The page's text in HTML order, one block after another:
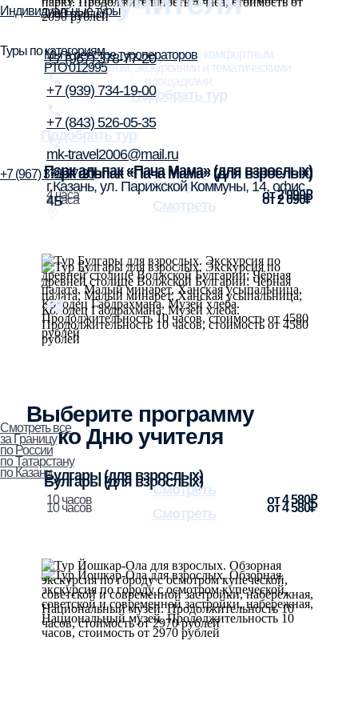
Индивидуальные туры
Туры по категориям
Подобрать тур
+7 (967) 378-77-20
Смотреть все
за Границу
по России
по Татарстану
по Казани
Выберите программу
ко Дню учителя
Булгары (для взрослых)
10 часов от 4 580₽
Смотреть
Парк альпак «Пача Мама» (для взрослых)
4 часа от 2 090₽
Смотреть
Булгары (для взрослых)
10 часов от 4 580₽
Смотреть
Парк альпак «Пача Мама» (для взрослых)
4 часа от 2 090₽
Смотреть
Соберём программу с комфортным
маршрутом, экскурсиями и тематическими
площадками.
Подобрать тур
+7 (967) 378-77-20
+7 (939) 734-19-00
+7 (843) 526-05-35
mk-travel2006@mail.ru
г.Казань, ул. Парижской Коммуны, 14, офис
4Б
Мы в реестре туроператоров
РТО 012995